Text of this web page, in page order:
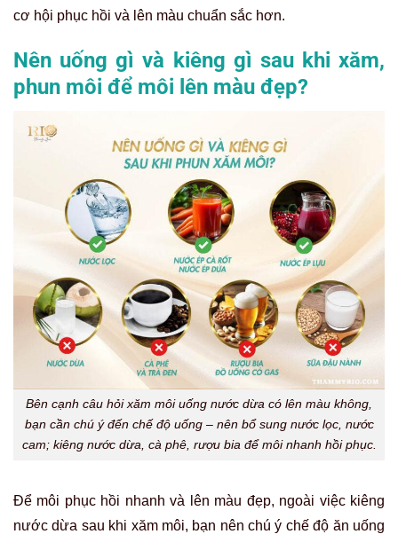
cơ hội phục hồi và lên màu chuẩn sắc hơn.
Nên uống gì và kiêng gì sau khi xăm,
phun môi để môi lên màu đẹp?
Bên cạnh câu hỏi xăm môi uống nước dừa có lên màu không,
bạn cần chú ý đến chế độ uống – nên bổ sung nước lọc, nước
cam; kiêng nước dừa, cà phê, rượu bia để môi nhanh hồi phục.
Để môi phục hồi nhanh và lên màu đẹp, ngoài việc kiêng
nước dừa sau khi xăm môi, bạn nên chú ý chế độ ăn uống